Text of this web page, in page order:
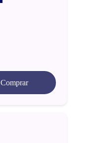
Comprar